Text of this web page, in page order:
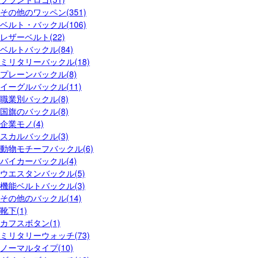
その他のワッペン(351)
ベルト・バックル(106)
レザーベルト(22)
ベルトバックル(84)
ミリタリーバックル(18)
プレーンバックル(8)
イーグルバックル(11)
職業別バックル(8)
国旗のバックル(8)
企業モノ(4)
スカルバックル(3)
動物モチーフバックル(6)
バイカーバックル(4)
ウエスタンバックル(5)
機能ベルトバックル(3)
その他のバックル(14)
靴下(1)
カフスボタン(1)
ミリタリーウォッチ(73)
ノーマルタイプ(10)